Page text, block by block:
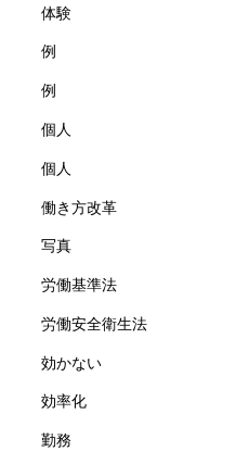
体験
例
例
個人
個人
働き方改革
写真
労働基準法
労働安全衛生法
効かない
効率化
勤務